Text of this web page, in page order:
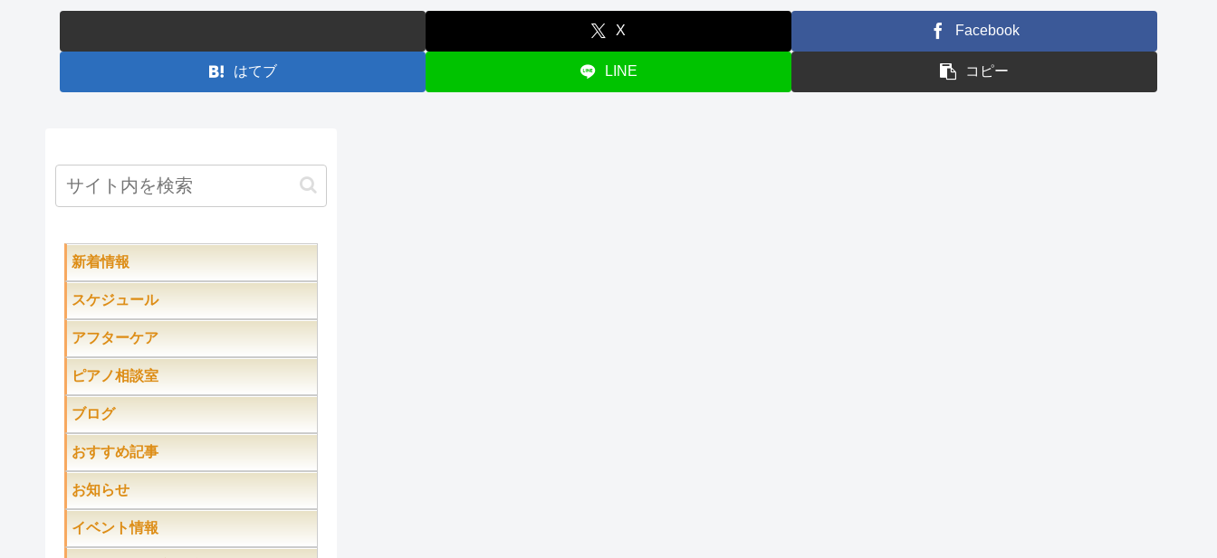
X Facebook
はてブ LINE コピー
新着情報
スケジュール
アフターケア
ピアノ相談室
ブログ
おすすめ記事
お知らせ
イベント情報